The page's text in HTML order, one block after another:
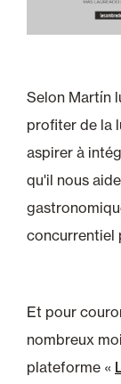
Selon Martín
profiter de la
aspirer à
qu'il nous
concurrentiel
Et pour
nombreux
plateforme «